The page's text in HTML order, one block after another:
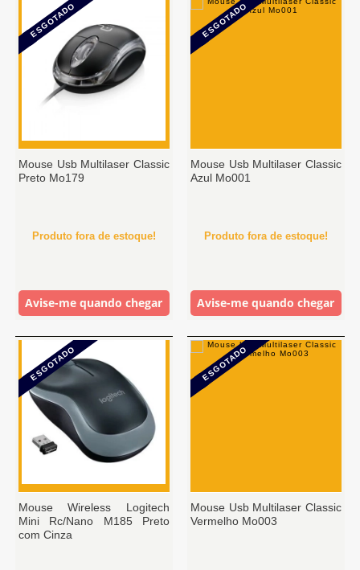
ESGOTADO
Mouse Usb Multilaser Classic
Preto Mo179
Produto fora de estoque!
Avise-me quando chegar
ESGOTADO
Mouse Usb Multilaser Classic
Azul Mo001
Produto fora de estoque!
Avise-me quando chegar
ESGOTADO
Mouse Wireless Logitech
Mini Rc/Nano M185 Preto
com Cinza
ESGOTADO
Mouse Usb Multilaser Classic
Vermelho Mo003